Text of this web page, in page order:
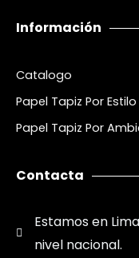
Información
Catalogo
Papel Tapiz Por Estilo
Papel Tapiz Por
Contacta
Estamos en
nivel nacional.